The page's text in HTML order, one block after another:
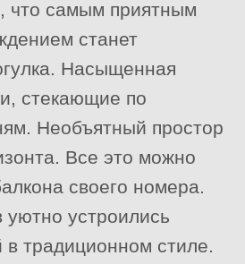
самым приятным
станет
Насыщенная
стекающие по
Необъятный простор
Все это можно
своего номера.
устроились
традиционном стиле.